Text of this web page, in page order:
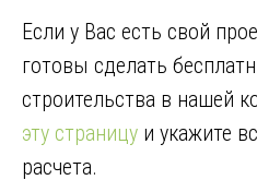
Если у Вас есть свой
готовы сделать
строительства в нашей
эту страницу и укажите
расчета.